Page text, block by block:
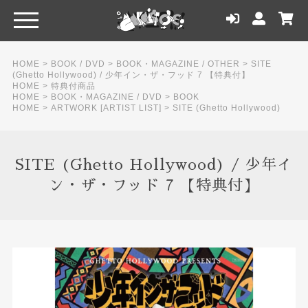
HOME > BOOK / DVD > BOOK・MAGAZINE / OTHER > SITE
(Ghetto Hollywood) / 少年イン・ザ・フッド 7 【特典付】
HOME > 特典付商品
HOME > BOOK・MAGAZINE / DVD > BOOK
HOME > ARTWORK [ARTIST LIST] > SITE (Ghetto Hollywood)
SITE (Ghetto Hollywood) / 少年イ
ン・ザ・フッド 7 【特典付】